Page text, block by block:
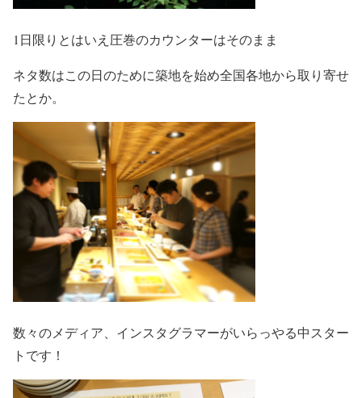
1日限りとはいえ圧巻のカウンターはそのまま
ネタ数はこの日のために築地を始め全国各地から取り寄せ
たとか。
数々のメディア、インスタグラマーがいらっやる中スター
トです！